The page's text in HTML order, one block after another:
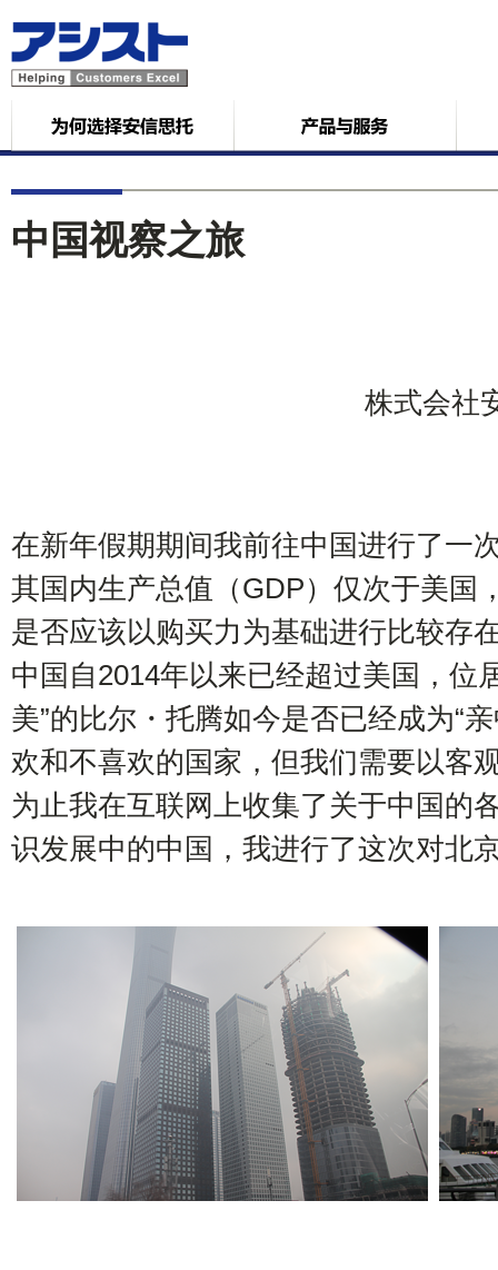
中国视察之旅
株式会社
在新年假期期间我前往中国进行了一
其国内生产总值（GDP）仅次于美国
是否应该以购买力为基础进行比较存
中国自2014年以来已经超过美国，位
美”的比尔・托腾如今是否已经成为“
欢和不喜欢的国家，但我们需要以客
为止我在互联网上收集了关于中国的
识发展中的中国，我进行了这次对北